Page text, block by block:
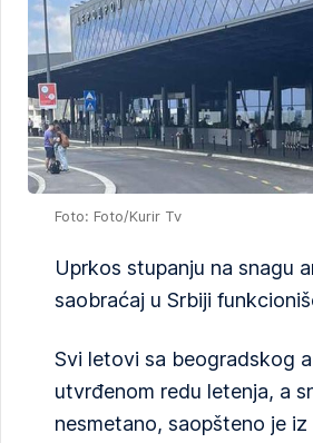
Foto: Foto/Kurir Tv
Uprkos stupanju na snagu
saobraćaj u Srbiji
Svi letovi sa beogradskog
utvrđenom redu letenja, a
nesmetano, saopšteno je